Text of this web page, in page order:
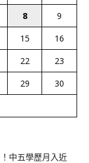
8
9
15
16
22
23
29
30
中五學歷月入近